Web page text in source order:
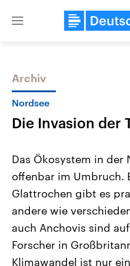
Close
Themen
USA
Aktuelle Beiträge, Analysen
Hintergründe
Wirtschaftlich und militärisch
gehören die Vereinigten
mit großem Einfluss auf das
Archiv
Nordsee
Die Invasion der
Das Ökosystem in der
offenbar im Umbruch.
Glattrochen gibt es
andere wie
auch Anchovis sind
Forscher in
Klimawandel ist nur